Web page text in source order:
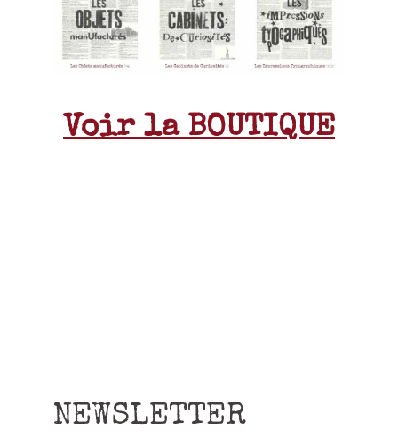
Voir la BOUTIQUE
NEWSLETTER